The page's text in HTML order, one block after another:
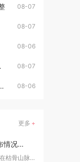
08-07
08-07
08-06
见面 08-07
法提高其出战的生存能力 08-06
更多
创造与魔法玉米的分布情况如何
创造与魔法玉米主要集中在枯骨山脉、乐乐河谷上方峡谷与银月丘陵三大区域，其中枯骨山脉密度最高